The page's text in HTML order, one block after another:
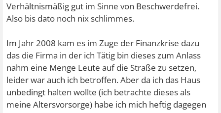
Verhältnismäßig gut im Sinne von Beschwerdefrei.
Also bis dato noch nix schlimmes.
Im Jahr 2008 kam es im Zuge der Finanzkrise dazu
das die Firma in der ich Tätig bin dieses zum Anlass
nahm eine Menge Leute auf die Straße zu setzen,
leider war auch ich betroffen. Aber da ich das Haus
unbedingt halten wollte (ich betrachte dieses als
meine Altersvorsorge) habe ich mich heftig dagegen